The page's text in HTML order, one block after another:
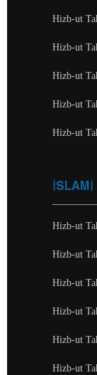
Hizb-ut
Hizb-ut
Hizb-ut
Hizb-ut
Hizb-ut
Hizb-ut
Hizb-ut
Hizb-ut
Hizb-ut
Hizb-ut
Hizb-ut